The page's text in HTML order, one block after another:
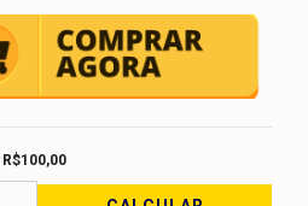
R$100,00
R$100,00